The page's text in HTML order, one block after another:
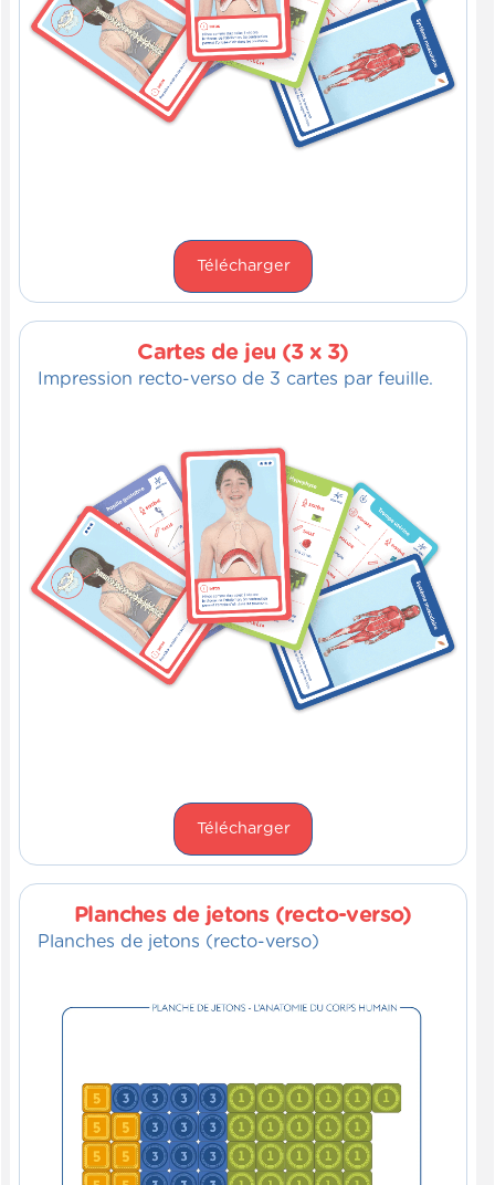
Télécharger
Cartes de jeu (3 x 3)
Impression recto-verso de 3 cartes par feuille.
Télécharger
Planches de jetons (recto-verso)
Planches de jetons (recto-verso)